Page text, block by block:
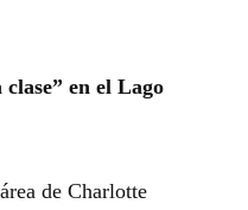
en el Lago
de Charlotte